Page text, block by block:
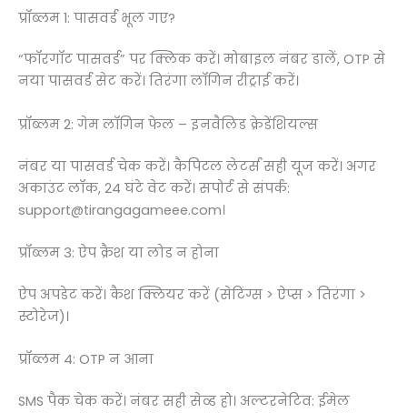
प्रॉब्लम 1: पासवर्ड भूल गए?
“फॉरगॉट पासवर्ड” पर क्लिक करें। मोबाइल नंबर डालें, OTP से
नया पासवर्ड सेट करें। तिरंगा लॉगिन रीट्राई करें।
प्रॉब्लम 2: गेम लॉगिन फेल – इनवैलिड क्रेडेंशियल्स
नंबर या पासवर्ड चेक करें। कैपिटल लेटर्स सही यूज करें। अगर
अकाउंट लॉक, 24 घंटे वेट करें। सपोर्ट से संपर्क:
support@tirangagameee.com।
प्रॉब्लम 3: ऐप क्रैश या लोड न होना
ऐप अपडेट करें। कैश क्लियर करें (सेटिंग्स > ऐप्स > तिरंगा >
स्टोरेज)।
प्रॉब्लम 4: OTP न आना
SMS पैक चेक करें। नंबर सही सेव्ड हो। अल्टरनेटिव: ईमेल